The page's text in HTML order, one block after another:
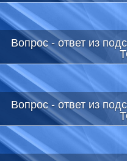
Вопрос - ответ из
Вопрос - ответ из